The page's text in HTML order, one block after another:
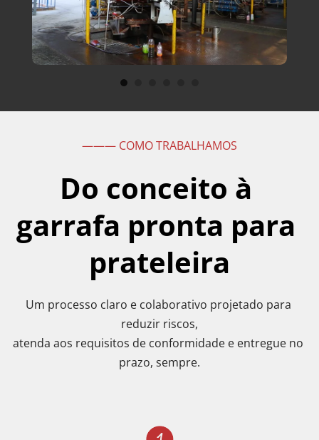
——— COMO TRABALHAMOS
Do conceito à
garrafa pronta para
prateleira
Um processo claro e colaborativo projetado para
reduzir riscos,
atenda aos requisitos de conformidade e entregue no
prazo, sempre.